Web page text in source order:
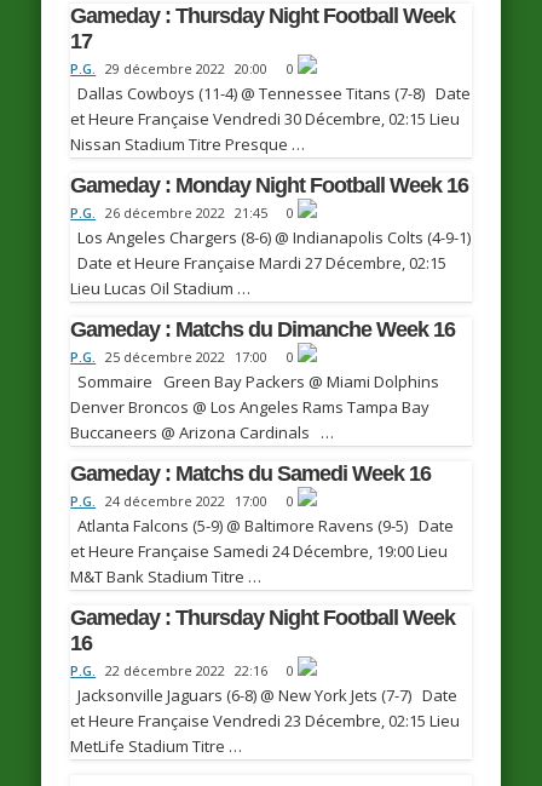
Gameday : Thursday Night Football Week
17
P.G. 29 décembre 2022 20:00 0
Dallas Cowboys (11-4) @ Tennessee Titans (7-8) Date
et Heure Française Vendredi 30 Décembre, 02:15 Lieu
Nissan Stadium Titre Presque …
Gameday : Monday Night Football Week 16
P.G. 26 décembre 2022 21:45 0
Los Angeles Chargers (8-6) @ Indianapolis Colts (4-9-1)
Date et Heure Française Mardi 27 Décembre, 02:15
Lieu Lucas Oil Stadium …
Gameday : Matchs du Dimanche Week 16
P.G. 25 décembre 2022 17:00 0
Sommaire Green Bay Packers @ Miami Dolphins
Denver Broncos @ Los Angeles Rams Tampa Bay
Buccaneers @ Arizona Cardinals …
Gameday : Matchs du Samedi Week 16
P.G. 24 décembre 2022 17:00 0
Atlanta Falcons (5-9) @ Baltimore Ravens (9-5) Date
et Heure Française Samedi 24 Décembre, 19:00 Lieu
M&T Bank Stadium Titre …
Gameday : Thursday Night Football Week
16
P.G. 22 décembre 2022 22:16 0
Jacksonville Jaguars (6-8) @ New York Jets (7-7) Date
et Heure Française Vendredi 23 Décembre, 02:15 Lieu
MetLife Stadium Titre …